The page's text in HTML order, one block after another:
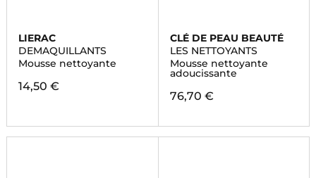
LIERAC
DEMAQUILLANTS
Mousse nettoyante
14,50 €
CLÉ DE PEAU BEAUTÉ
LES NETTOYANTS
Mousse nettoyante
adoucissante
76,70 €